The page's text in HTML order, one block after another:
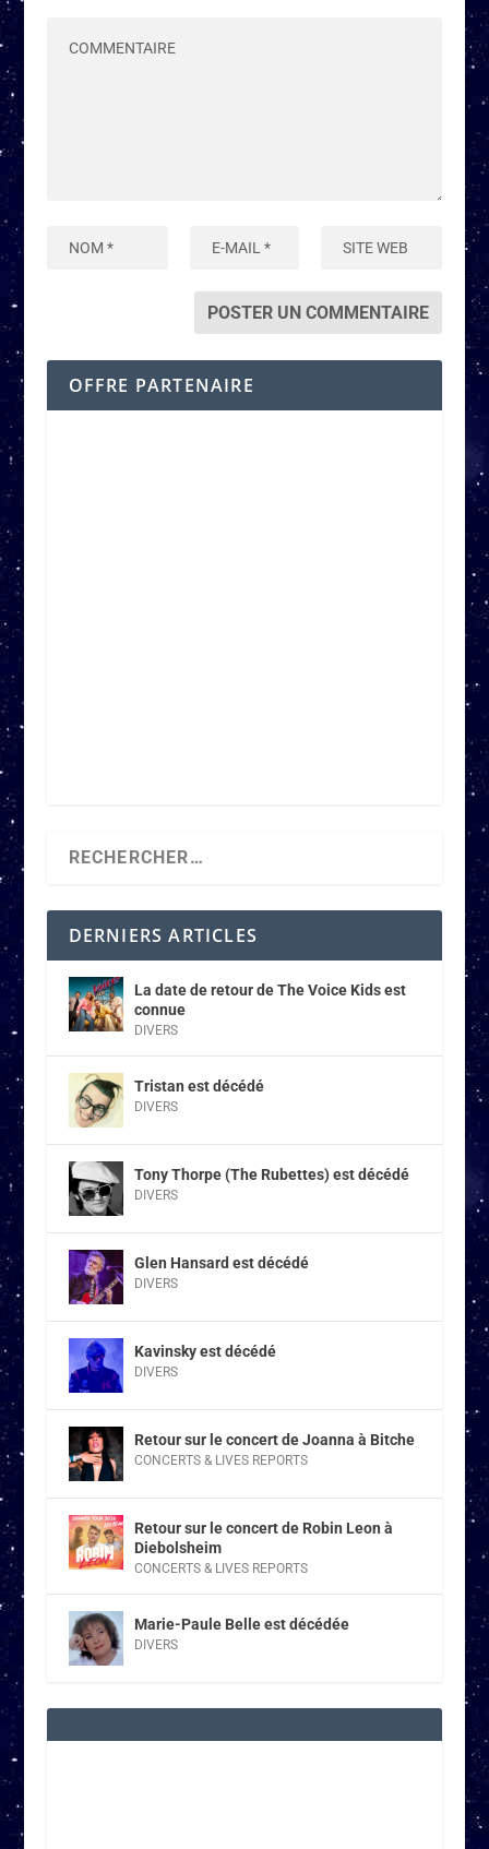
OFFRE PARTENAIRE
DERNIERS ARTICLES
La date de retour de The Voice Kids est
connue
DIVERS
Tristan est décédé
DIVERS
Tony Thorpe (The Rubettes) est décédé
DIVERS
Glen Hansard est décédé
DIVERS
Kavinsky est décédé
DIVERS
Retour sur le concert de Joanna à Bitche
CONCERTS & LIVES REPORTS
Retour sur le concert de Robin Leon à
Diebolsheim
CONCERTS & LIVES REPORTS
Marie-Paule Belle est décédée
DIVERS